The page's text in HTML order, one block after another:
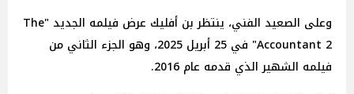
وعلى الصعيد الفني، ينتظر بن أفليك عرض فيلمه الجديد "The
Accountant 2" في 25 أبريل 2025، وهو الجزء الثاني من
فيلمه الشهير الذي قدمه عام 2016.